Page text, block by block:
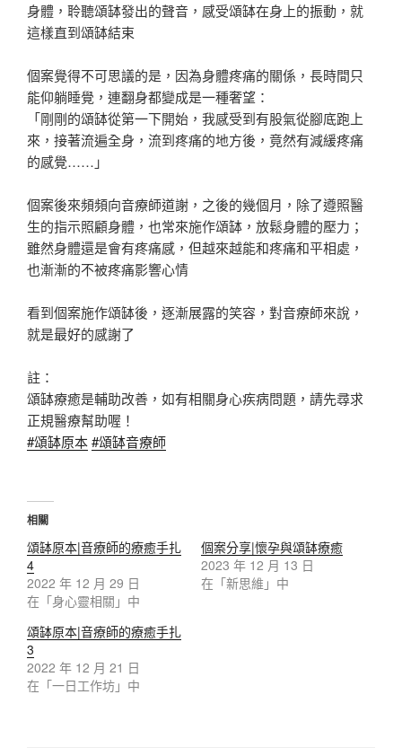
身體，聆聽頌缽發出的聲音，感受頌缽在身上的振動，就
這樣直到頌缽結束
個案覺得不可思議的是，因為身體疼痛的關係，長時間只
能仰躺睡覺，連翻身都變成是一種奢望：
「剛剛的頌缽從第一下開始，我感受到有股氣從腳底跑上
來，接著流遍全身，流到疼痛的地方後，竟然有減緩疼痛
的感覺……」
個案後來頻頻向音療師道謝，之後的幾個月，除了遵照醫
生的指示照顧身體，也常來施作頌缽，放鬆身體的壓力；
雖然身體還是會有疼痛感，但越來越能和疼痛和平相處，
也漸漸的不被疼痛影響心情
看到個案施作頌缽後，逐漸展露的笑容，對音療師來說，
就是最好的感謝了
註：
頌缽療癒是輔助改善，如有相關身心疾病問題，請先尋求
正規醫療幫助喔！
#頌缽原本#頌缽音療師
相關
頌缽原本|音療師的療癒手扎
4
2022 年 12 月 29 日
在「身心靈相關」中
個案分享|懷孕與頌缽療癒
2023 年 12 月 13 日
在「新思維」中
頌缽原本|音療師的療癒手扎
3
2022 年 12 月 21 日
在「一日工作坊」中